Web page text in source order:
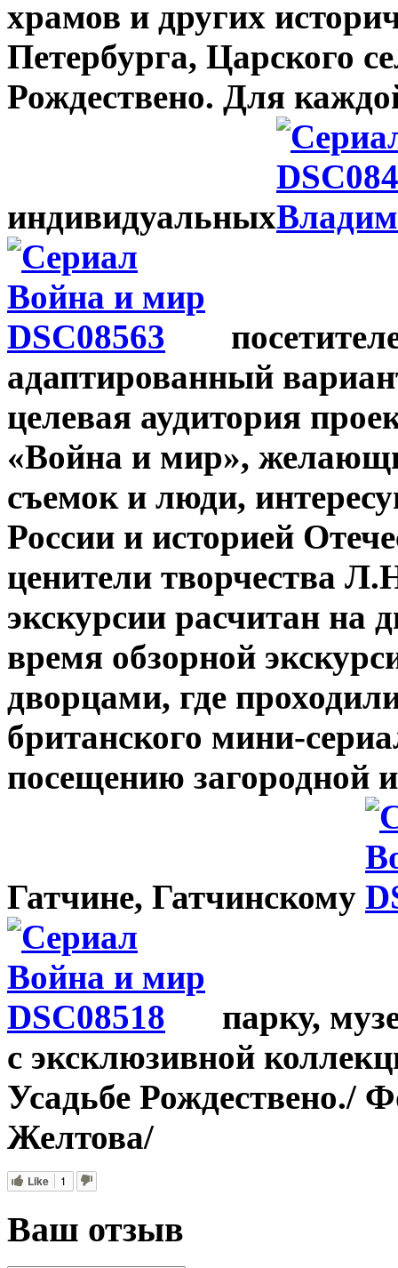
храмов и других
Петербурга, Царского
Рождествено. Для
индивидуальных
адаптированный
целевая аудитория
«Война и мир»,
съемок и люди,
России и историей
ценители творчества
экскурсии расчитан на
время обзорной
дворцами, где
британского мини-
посещению загородной
Гатчине, Гатчинскому
парку,
с эксклюзивной
Усадьбе Рождествено./
Желтова/
Like 1
Ваш отзыв